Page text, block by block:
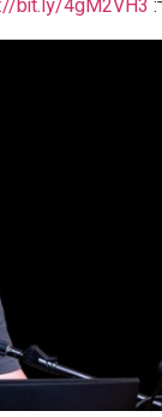
bit.ly/4gM2VH3